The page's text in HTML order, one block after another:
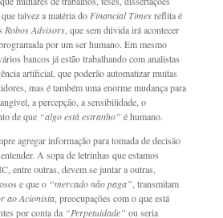
talvez a matéria doFinancial Timesreflita é
Robos Advisors, que sem dúvida irá acontecer
por um ser humano. Em mesmo
bancos já estão trabalhando com analistas
artificial, que poderão automatizar muitas
mas é também uma enorme mudança para
a percepção, a sensibilidade, o
de que “algo está estranho” é humano.
agregar informação para tomada de decisão
A sopa de letrinhas que estamos
entre outras, devem se juntar a outras,
e que o “mercado não paga”, transmitam
ao Acionista, preocupações com o que está
por conta da “Perpetuidade” ou seria